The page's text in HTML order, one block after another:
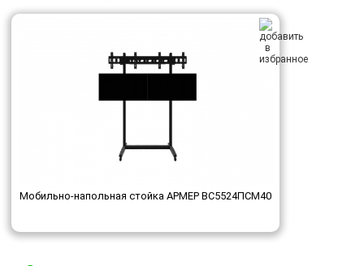
Мобильно-напольная стойка АРМЕР ВС5524ПСМ40